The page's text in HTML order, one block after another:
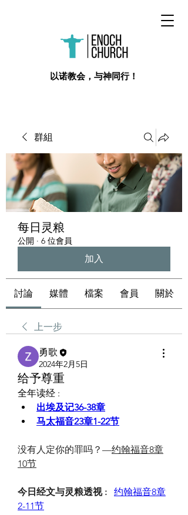
​以诺教会，与神同行！
群組
每日灵粮
公開 · 6 位會員
加入
討論 媒體 檔案 會員 關於
上一步
勇歌
2024年2月5日
给予尊重
全年读经 :
出埃及记36-38章
马太福音23章1-22节
没有人定你的罪吗？—约翰福音8章
10节
今日经文与灵粮透视 : 约翰福音8章
2-11节